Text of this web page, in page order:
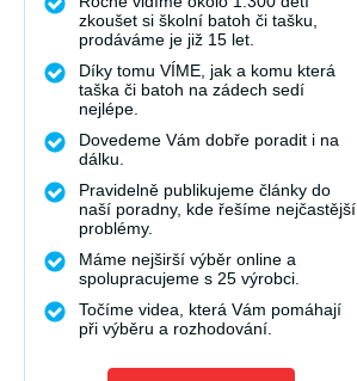
zkoušet si školní batoh či tašku,
prodáváme je již 15 let.
Díky tomu VÍME, jak a komu která
taška či batoh na zádech sedí
nejlépe.
Dovedeme Vám dobře poradit i na
dálku.
Pravidelně publikujeme články do
naší poradny, kde řešíme nejčastější
problémy.
Máme nejširší výběr online a
spolupracujeme s 25 výrobci.
Točíme videa, která Vám pomáhají
při výběru a rozhodování.